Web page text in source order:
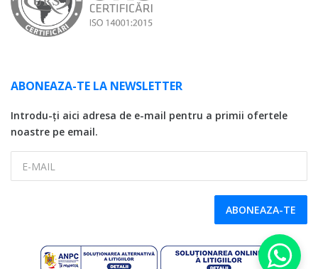
ABONEAZA-TE LA NEWSLETTER
Introdu-ți aici adresa de e-mail pentru a primii ofertele
noastre pe email.
ABONEAZA-TE